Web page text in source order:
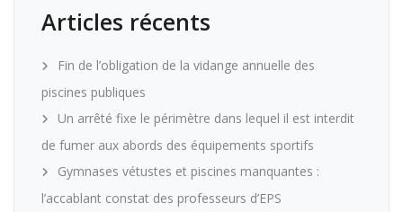
Articles récents
Fin de l’obligation de la vidange annuelle des
piscines publiques
Un arrêté fixe le périmètre dans lequel il est interdit
de fumer aux abords des équipements sportifs
Gymnases vétustes et piscines manquantes :
l’accablant constat des professeurs d’EPS